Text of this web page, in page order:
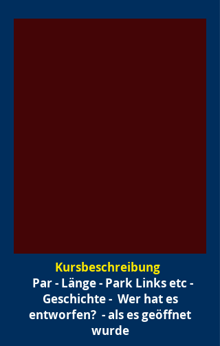
Kursbeschreibung
Par - Länge - Park Links etc -
Geschichte - Wer hat es
entworfen? - als es geöffnet
wurde